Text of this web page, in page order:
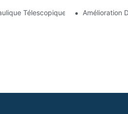
Télescopique Pour VotreAmélioration